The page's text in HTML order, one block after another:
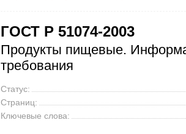
ГОСТ Р 51074-2003
Продукты пищевые.
требования
Статус:
Страниц:
Ключевые слова: